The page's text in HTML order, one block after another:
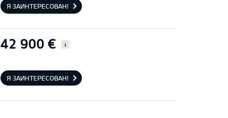
Я ЗАИНТЕРЕСОВАН!
42 900 € i
Я ЗАИНТЕРЕСОВАН!